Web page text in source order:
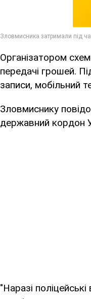
Організатором
передачі грошей.
записи, мобільний
Зловмиснику
державний кордон
"Наразі